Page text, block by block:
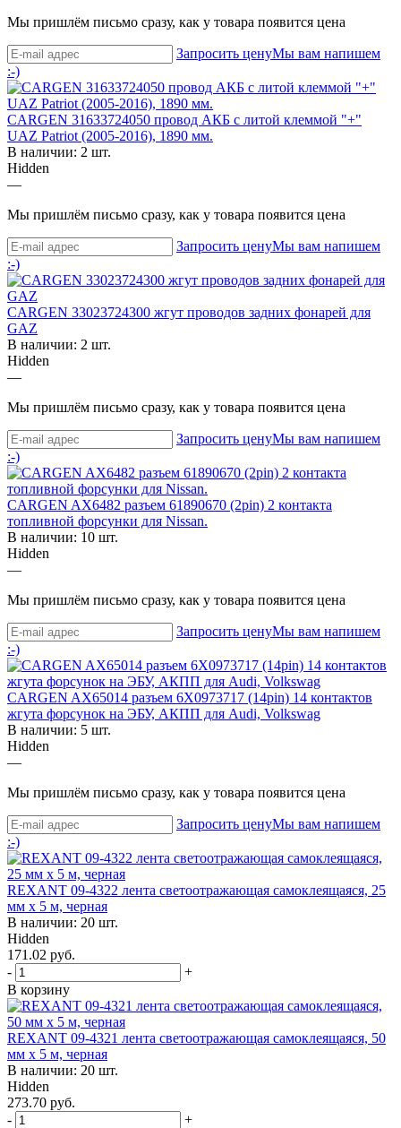
Мы пришлём письмо сразу, как у товара появится цена
Запросить ценуМы вам напишем
:-)
CARGEN 31633724050 провод АКБ с литой клеммой "+"
UAZ Patriot (2005-2016), 1890 мм.
В наличии: 2 шт.
Hidden
—
Мы пришлём письмо сразу, как у товара появится цена
Запросить ценуМы вам напишем
:-)
CARGEN 33023724300 жгут проводов задних фонарей для
GAZ
В наличии: 2 шт.
Hidden
—
Мы пришлём письмо сразу, как у товара появится цена
Запросить ценуМы вам напишем
:-)
CARGEN AX6482 разъем 61890670 (2pin) 2 контакта
топливной форсунки для Nissan.
В наличии: 10 шт.
Hidden
—
Мы пришлём письмо сразу, как у товара появится цена
Запросить ценуМы вам напишем
:-)
CARGEN AX65014 разъем 6X0973717 (14pin) 14 контактов
жгута форсунок на ЭБУ, АКПП для Audi, Volkswag
В наличии: 5 шт.
Hidden
—
Мы пришлём письмо сразу, как у товара появится цена
Запросить ценуМы вам напишем
:-)
REXANT 09-4322 лента светоотражающая самоклеящаяся, 25
мм х 5 м, черная
В наличии: 20 шт.
Hidden
171.02 руб.
-
+
В корзину
REXANT 09-4321 лента светоотражающая самоклеящаяся, 50
мм х 5 м, черная
В наличии: 20 шт.
Hidden
273.70 руб.
-
+